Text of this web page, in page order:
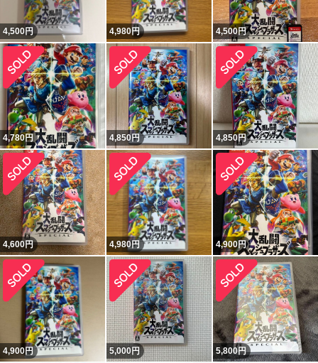
4,500円 4,980円 4,500円
4,780円 4,850円 4,850円
4,600円 4,980円 4,900円
4,900円 5,000円 5,800円